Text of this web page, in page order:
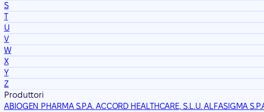
S
T
U
V
W
X
Y
Z
Produttori
ABIOGEN PHARMA S.P.A. ACCORD HEALTHCARE, S.L.U.ALFASIGMA